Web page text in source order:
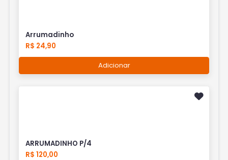
Arrumadinho
R$ 24,90
Adicionar
ARRUMADINHO P/4
R$ 120,00